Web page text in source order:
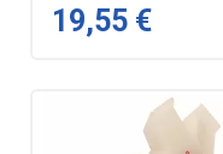
19,55 €